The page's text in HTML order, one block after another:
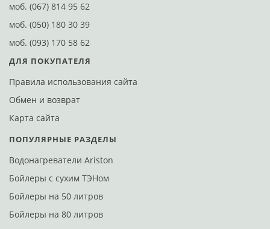
моб. (067) 814 95 62
моб. (050) 180 30 39
моб. (093) 170 58 62
ДЛЯ ПОКУПАТЕЛЯ
Правила использования сайта
Обмен и возврат
Карта сайта
ПОПУЛЯРНЫЕ РАЗДЕЛЫ
Водонагреватели Ariston
Бойлеры с сухим ТЭНом
Бойлеры на 50 литров
Бойлеры на 80 литров